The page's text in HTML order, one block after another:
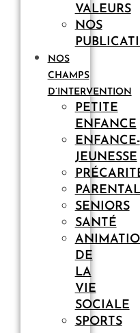
VALEURS
NOS
NOS
CHAMPS
D’INTERVENTION
PETITE
ENFANCE
ENFANCE-
JEUNESSE
SENIORS
SANTÉ
DE
LA
VIE
SOCIALE
SPORTS